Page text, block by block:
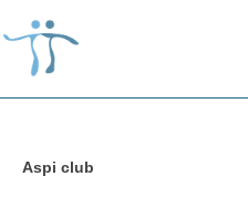
to
content
Aspi club